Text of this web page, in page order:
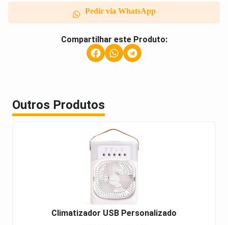
Pedir via WhatsApp
Compartilhar este Produto:
Outros Produtos
Climatizador USB Personalizado